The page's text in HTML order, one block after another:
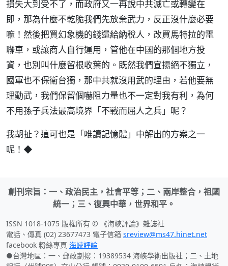
損失大到受不了，而政府又一再說中共滅亡或轉變在
即，那為什麼不乾脆我們先放棄武力，反正沒什麼必要
嘛！然後把買幻象機的錢還給納稅人，改買馬特拉的電
聯車，或讓商人自行運用，管他在中國的那個地方投
資，也別叫什麼留根收葉的。既然我們宣揚絕不獨立，
國軍也不保衛台獨，那中共就沒用武的理由，若他要無
理動武，我們保留個嚇阻力量也不一定對我有利，為何
不用孫子兵法最高境界「不戰而屈人之兵」呢？
我胡扯？這可也是「唯讀記憶體」中解出的方案之一
呢！◆
創刊宗旨：一、政治民主，社會平等；二、兩岸整合，祖國
統一；三、復興中華，世界和平。
ISSN 1018-1075 版權所有 © 《海峽評論》雜誌社
電話、傳真 (02) 23677473 電子信箱 sreview@ms47.hinet.net
facebook 粉絲專頁 海峽評論
●台灣地區：一、郵政劃撥：19389534 海峽學術出版社；二、土地